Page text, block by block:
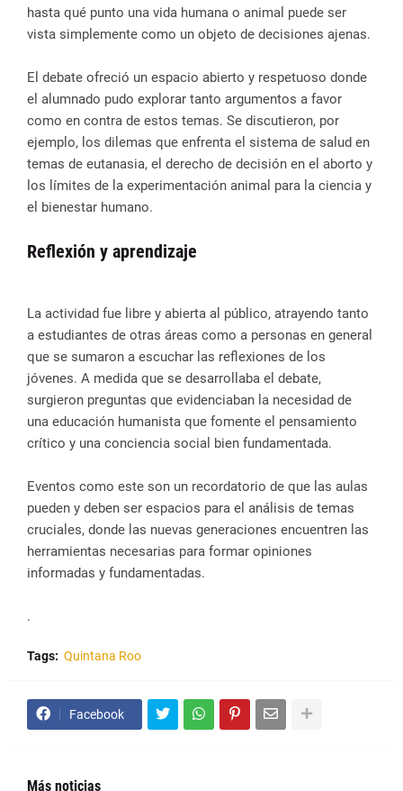
hasta qué punto una vida humana o animal puede ser
vista simplemente como un objeto de decisiones ajenas.
El debate ofreció un espacio abierto y respetuoso donde
el alumnado pudo explorar tanto argumentos a favor
como en contra de estos temas. Se discutieron, por
ejemplo, los dilemas que enfrenta el sistema de salud en
temas de eutanasia, el derecho de decisión en el aborto y
los límites de la experimentación animal para la ciencia y
el bienestar humano.
Reflexión y aprendizaje
La actividad fue libre y abierta al público, atrayendo tanto
a estudiantes de otras áreas como a personas en general
que se sumaron a escuchar las reflexiones de los
jóvenes. A medida que se desarrollaba el debate,
surgieron preguntas que evidenciaban la necesidad de
una educación humanista que fomente el pensamiento
crítico y una conciencia social bien fundamentada.
Eventos como este son un recordatorio de que las aulas
pueden y deben ser espacios para el análisis de temas
cruciales, donde las nuevas generaciones encuentren las
herramientas necesarias para formar opiniones
informadas y fundamentadas.
.
Tags: Quintana Roo
Facebook
Más noticias